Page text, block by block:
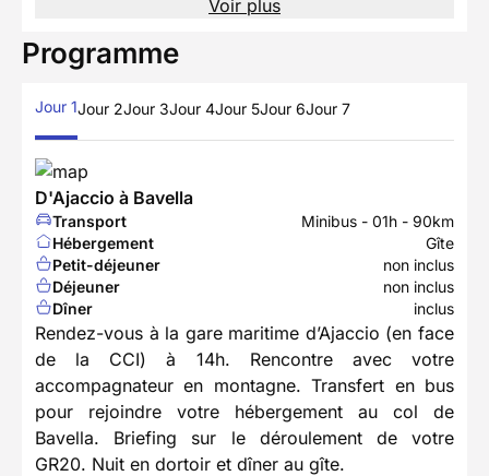
Voir plus
Programme
Jour 1Jour 2Jour 3Jour 4Jour 5Jour 6Jour 7
D'Ajaccio à Bavella
Transport
Minibus - 01h - 90km
Hébergement
Gîte
Petit-déjeuner
non inclus
Déjeuner
non inclus
Dîner
inclus
Rendez-vous à la gare maritime d’Ajaccio (en face
de la CCI) à 14h. Rencontre avec votre
accompagnateur en montagne. Transfert en bus
pour rejoindre votre hébergement au col de
Bavella. Briefing sur le déroulement de votre
GR20. Nuit en dortoir et dîner au gîte.